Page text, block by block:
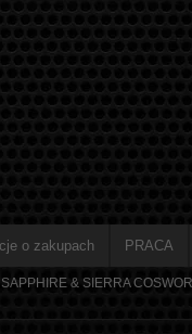
o zakupach PRACA
& SIERRA